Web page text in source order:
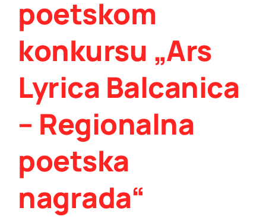
poetskom
konkursu „Ars
Lyrica Balcanica
– Regionalna
poetska
nagrada“